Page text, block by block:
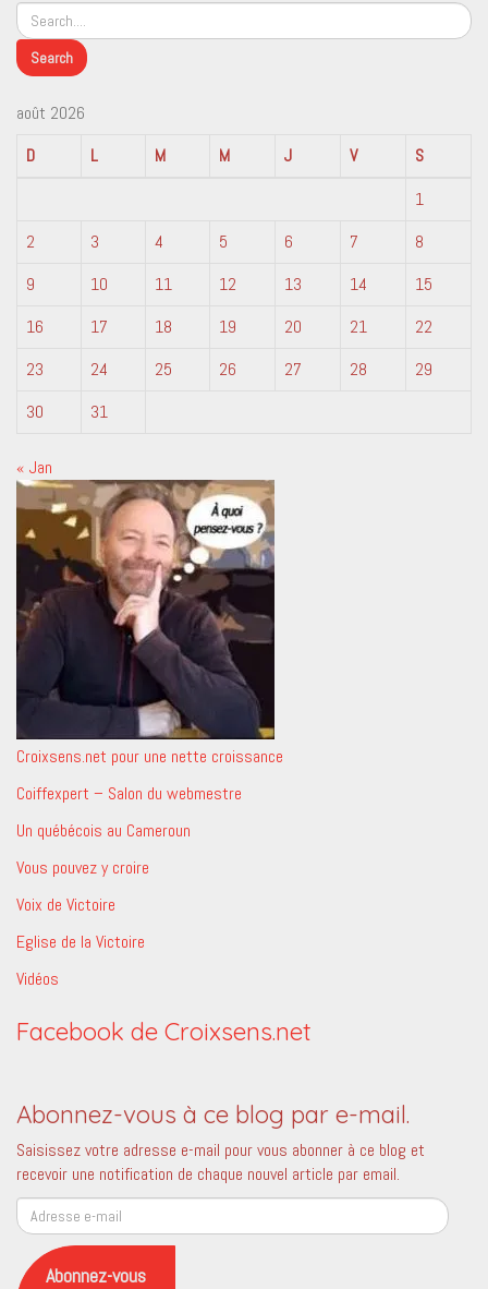
août 2026
D
L M M J V
S
1
2
3 4 5 6 7
8
9
10 11 12 13 14
15
16
17 18 19 20 21
22
23
24 25 26 27 28
29
30
31
« Jan
Croixsens.net pour une nette croissance
Coiffexpert – Salon du webmestre
Un québécois au Cameroun
Vous pouvez y croire
Voix de Victoire
Eglise de la Victoire
Vidéos
Facebook de Croixsens.net
Abonnez-vous à ce blog par e-mail.
Saisissez votre adresse e-mail pour vous abonner à ce blog et
recevoir une notification de chaque nouvel article par email.
Adresse
e-
mail
Abonnez-vous